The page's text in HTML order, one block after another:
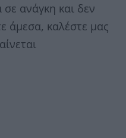
ανάγκη και δεν
άμεσα, καλέστε μας